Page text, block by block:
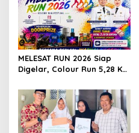
MELESAT RUN 2026 Siap
Digelar, Colour Run 5,28 Km
dan Promosi Kuningan